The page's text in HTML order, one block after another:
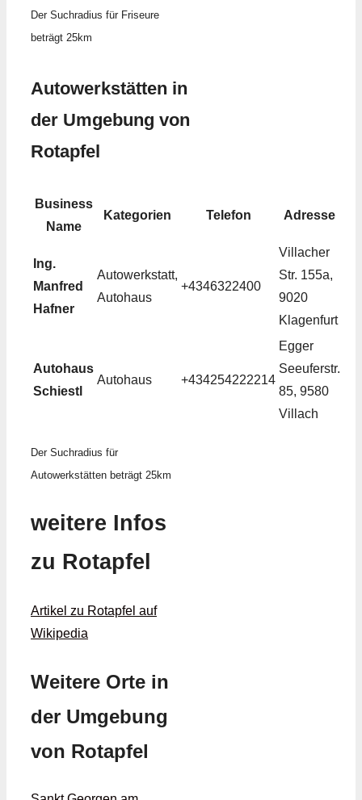
Der Suchradius für Friseure
beträgt 25km
Autowerkstätten in
der Umgebung von
Rotapfel
Business
Name
Kategorien Telefon Adresse
Ing.
Manfred
Hafner
Autowerkstatt,
Autohaus
+4346322400
Villacher
Str. 155a,
9020
Klagenfurt
Autohaus
Schiestl
Autohaus +434254222214
Egger
Seeuferstr.
85, 9580
Villach
Der Suchradius für
Autowerkstätten beträgt 25km
weitere Infos
zu Rotapfel
Artikel zu Rotapfel auf
Wikipedia
Weitere Orte in
der Umgebung
von Rotapfel